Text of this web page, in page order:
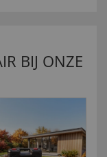
BIJ ONZE